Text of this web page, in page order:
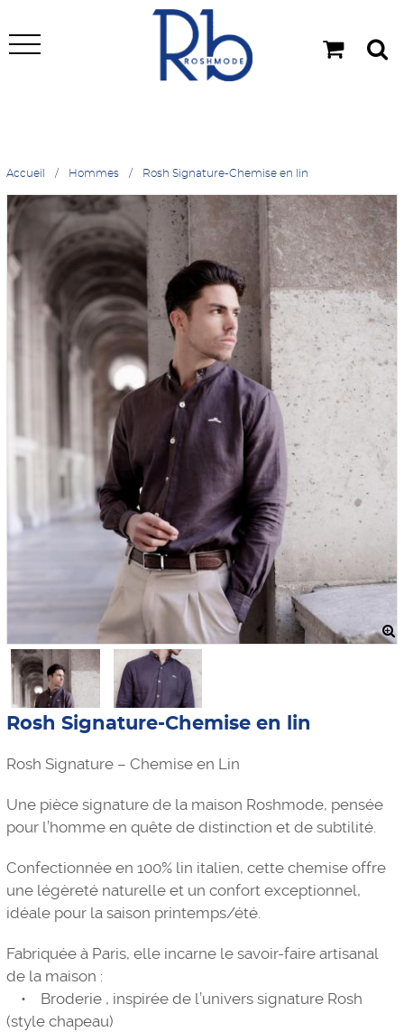
Accueil Hommes Rosh Signature-Chemise en lin
Rosh Signature-Chemise en lin
Rosh Signature – Chemise en Lin
Une pièce signature de la maison Roshmode, pensée
pour l’homme en quête de distinction et de subtilité.
Confectionnée en 100% lin italien, cette chemise offre
une légèreté naturelle et un confort exceptionnel,
idéale pour la saison printemps/été.
Fabriquée à Paris, elle incarne le savoir-faire artisanal
de la maison :
• Broderie , inspirée de l’univers signature Rosh
(style chapeau)